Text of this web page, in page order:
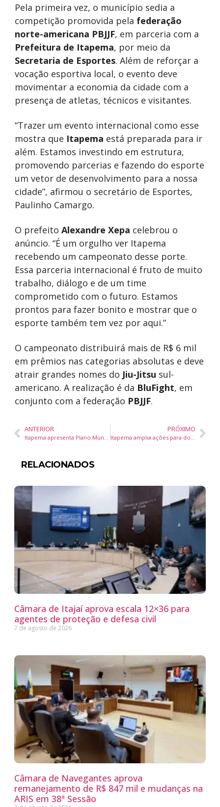
Pela primeira vez, o município sedia a
competição promovida pela federação
norte-americana PBJJF, em parceria com a
Prefeitura de Itapema, por meio da
Secretaria de Esportes. Além de reforçar a
vocação esportiva local, o evento deve
movimentar a economia da cidade com a
presença de atletas, técnicos e visitantes.
“Trazer um evento internacional como esse
mostra que Itapema está preparada para ir
além. Estamos investindo em estrutura,
promovendo parcerias e fazendo do esporte
um vetor de desenvolvimento para a nossa
cidade”, afirmou o secretário de Esportes,
Paulinho Camargo.
O prefeito Alexandre Xepa celebrou o
anúncio. “É um orgulho ver Itapema
recebendo um campeonato desse porte.
Essa parceria internacional é fruto de muito
trabalho, diálogo e de um time
comprometido com o futuro. Estamos
prontos para fazer bonito e mostrar que o
esporte também tem vez por aqui.”
O campeonato distribuirá mais de R$ 6 mil
em prêmios nas categorias absolutas e deve
atrair grandes nomes do Jiu-Jitsu sul-
americano. A realização é da BluFight, em
conjunto com a federação PBJJF.
ANTERIOR
Itapema apresenta Plano Municipal de Turismo e lança ações para fortalecer o setor gastronômico
PRÓXIMO
Itapema amplia ações para doação de sangue com transporte gratuito e coleta local em setembro
RELACIONADOS
Câmara de Itajaí aprova escala 12×36 para
agentes de proteção e defesa civil
7 de agosto de 2026
Câmara de Navegantes aprova
remanejamento de R$ 847 mil e mudanças na
ARIS em 38ª Sessão